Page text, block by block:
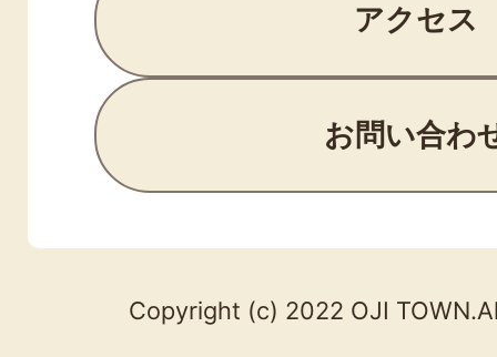
アクセス
お問い合わ
Copyright (c) 2022 OJI